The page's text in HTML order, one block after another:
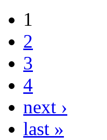
1
2
3
4
next ›
last »